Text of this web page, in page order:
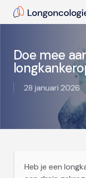
Doe mee
28 januari 2026
Heb je een